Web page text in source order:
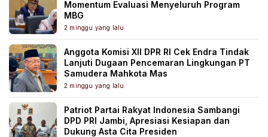
Momentum Evaluasi Menyeluruh Program
MBG
2 minggu yang lalu
Anggota Komisi XII DPR RI Cek Endra Tindak
Lanjuti Dugaan Pencemaran Lingkungan PT
Samudera Mahkota Mas
2 minggu yang lalu
Patriot Partai Rakyat Indonesia Sambangi
DPD PRI Jambi, Apresiasi Kesiapan dan
Dukung Asta Cita Presiden